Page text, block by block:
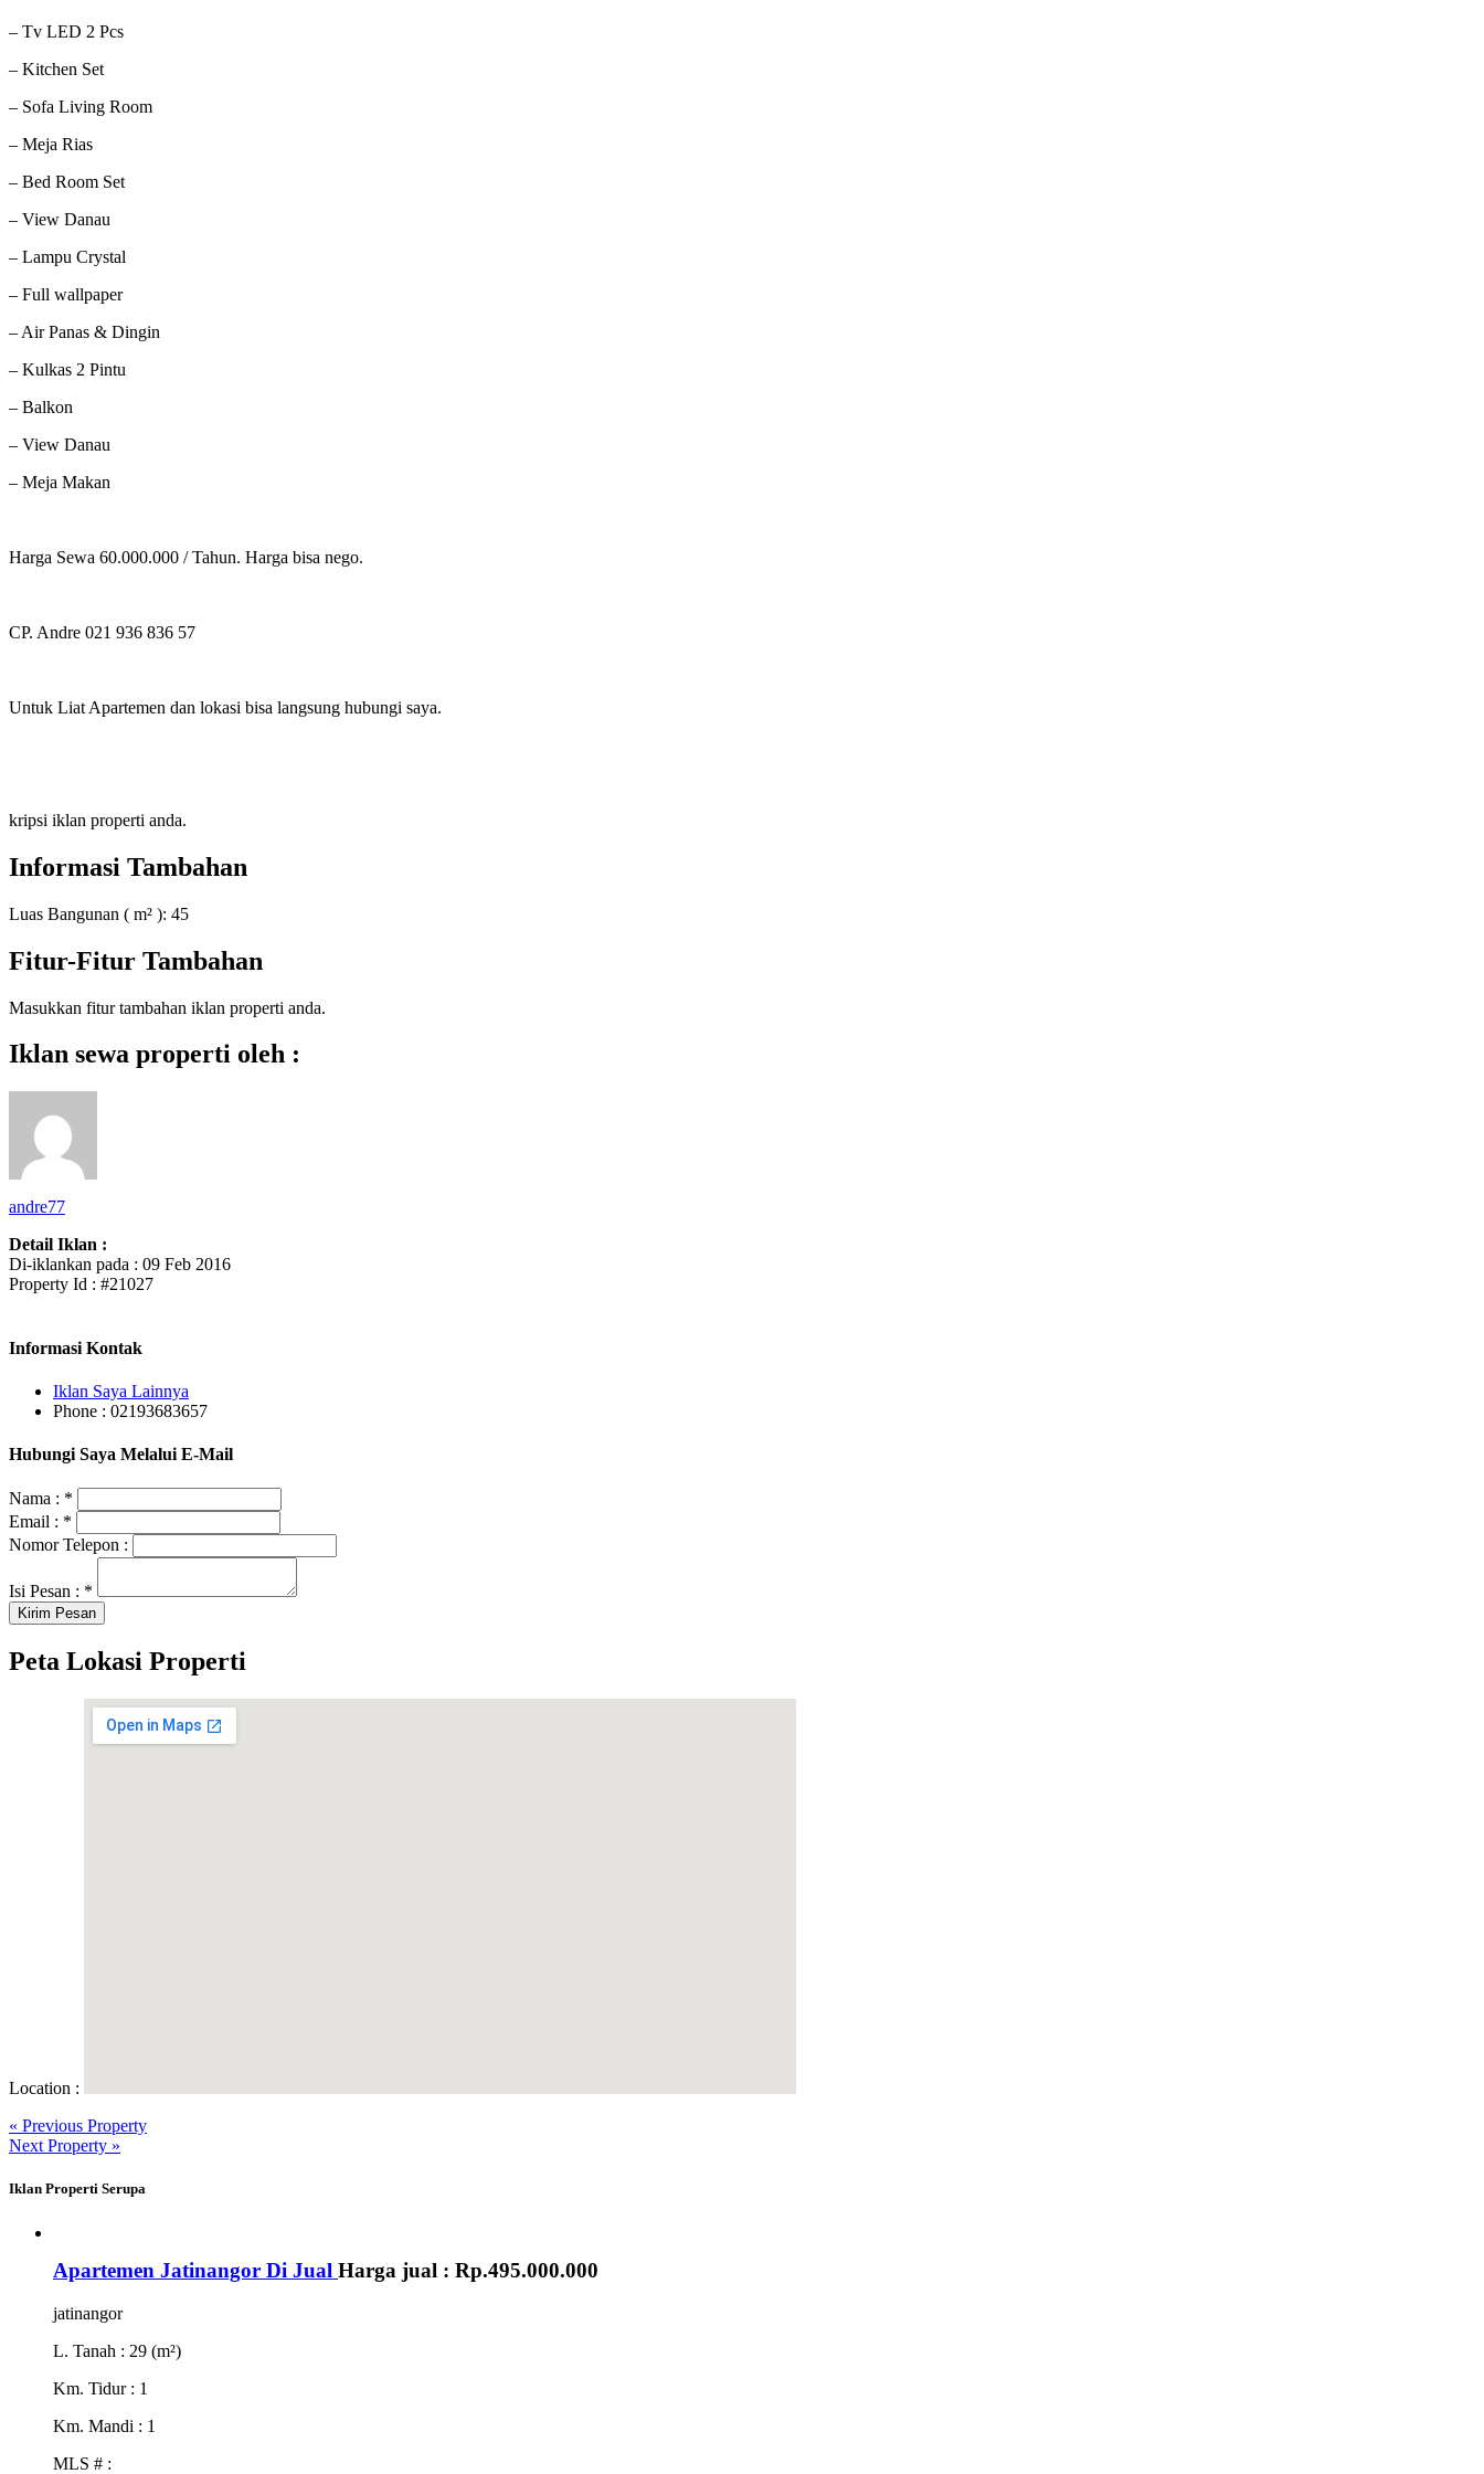
– Tv LED 2 Pcs
– Kitchen Set
– Sofa Living Room
– Meja Rias
– Bed Room Set
– View Danau
– Lampu Crystal
– Full wallpaper
– Air Panas & Dingin
– Kulkas 2 Pintu
– Balkon
– View Danau
– Meja Makan
Harga Sewa 60.000.000 / Tahun. Harga bisa nego.
CP. Andre 021 936 836 57
Untuk Liat Apartemen dan lokasi bisa langsung hubungi saya.
kripsi iklan properti anda.
Informasi Tambahan
Luas Bangunan ( m² ): 45
Fitur-Fitur Tambahan
Masukkan fitur tambahan iklan properti anda.
Iklan sewa properti oleh :
andre77
Detail Iklan :
Di-iklankan pada : 09 Feb 2016
Property Id : #21027
Informasi Kontak
Iklan Saya Lainnya
Phone : 02193683657
Hubungi Saya Melalui E-Mail
Nama : *
Email : *
Nomor Telepon :
Isi Pesan : *
Peta Lokasi Properti
Location :
« Previous Property
Next Property »
Iklan Properti Serupa
Apartemen Jatinangor Di Jual Harga jual : Rp.495.000.000
jatinangor
L. Tanah : 29 (m²)
Km. Tidur : 1
Km. Mandi : 1
MLS # :